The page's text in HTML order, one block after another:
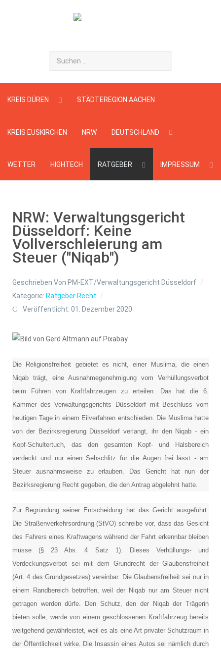
Suchen
...
KREIS DÜREN STÄDTEREGION AACHEN
KREIS EUSKIRCHEN NRW DEUTSCHLAND
WETTER HIGHTECH RATGEBER IMPRESSUM
NRW: Verwaltungsgericht
Düsseldorf: Keine
Vollverschleierung am
Steuer ("Niqab")
Geschrieben Von PM-EXT/Verwaltungsgericht Düsseldorf
Kategorie: Ratgeber Recht
Veröffentlicht: 01. Dezember 2020
Die Religionsfreiheit gebietet es nicht, einer Muslima, die einen
Niqab trägt, eine Ausnahmegenehmigung vom Verhüllungsverbot
beim Führen von Kraftfahrzeugen zu erteilen. Das hat die 6.
Kammer des Verwaltungsgerichts Düsseldorf mit Beschluss vom
heutigen Tage in einem Eilverfahren entschieden. Die Muslima hatte
von der Bezirksregierung Düsseldorf verlangt, ihr den Niqab - ein
Kopf-Schultertuch, das den gesamten Kopf- und Halsbereich
verdeckt und nur einen Sehschlitz für die Augen frei lässt - am
Steuer ausnahmsweise zu erlauben. Das Gericht hat nun der
Bezirksregierung Recht gegeben, die den Antrag abgelehnt hatte.
Zur Begründung seiner Entscheidung hat das Gericht ausgeführt:
Die Straßenverkehrsordnung (StVO) schreibe vor, dass das Gesicht
des Fahrers eines Kraftwagens während der Fahrt erkennbar bleiben
müsse (§ 23 Abs. 4 Satz 1). Dieses Verhüllungs- und
Verdeckungsverbot sei mit dem Grundrecht der Glaubensfreiheit
(Art. 4 des Grundgesetzes) vereinbar. Die Glaubensfreiheit sei nur in
einem Randbereich betroffen, weil der Niqab nur am Steuer nicht
getragen werden dürfe. Den Schutz, den der Niqab der Trägerin
bieten solle, werde von einem geschlossenen Kraftfahrzeug bereits
weitgehend gewährleistet, weil es als eine Art privater Schutzraum in
der Öffentlichkeit wirke. Die Insassin eines Autos sei nämlich durch